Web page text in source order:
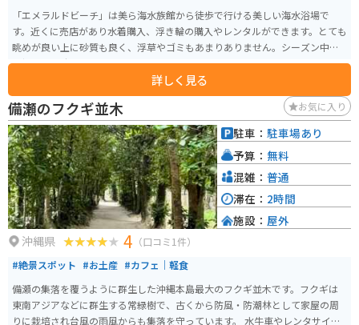
「エメラルドビーチ」は美ら海水族館から徒歩で行ける美しい海水浴場で
す。近くに売店があり水着購入、浮き輪の購入やレンタルができます。とても
眺めが良い上に砂質も良く、浮草やゴミもあまりありません。シーズン中は
監視員も常駐しています。ブルーシールアイスクリームを食べることもでき
ます。午前中にビーチで遊び、午後から水族館周辺の無料ブースを散策、夕
方からは割引された水族館に行くと、まる1日で沖縄旅行が満喫出来る素晴ら
しいエリアになります。
詳しく見る
備瀬のフクギ並木 お気に入り
沖縄県 4 （口コミ1件）
#絶景スポット #お土産 #カフェ｜軽食
備瀬の集落を覆うように群生した沖縄本島最大のフクギ並木です。フクギは
東南アジアなどに群生する常緑樹で、古くから防風・防潮林として家屋の周
りに栽培され台風の雨風からも集落を守っています。 水牛車やレンタサイク
駐車： 駐車場あり
予算： 無料
混雑： 普通
滞在： 2時間
施設： 屋外